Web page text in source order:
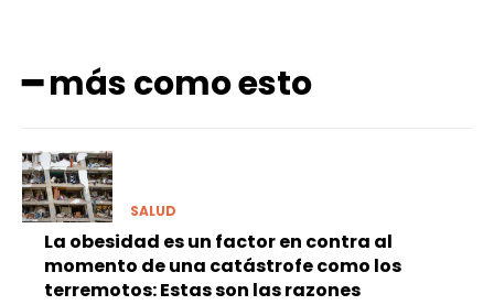
━ más como esto
SALUD
La obesidad es un factor en contra al
momento de una catástrofe como los
terremotos: Estas son las razones